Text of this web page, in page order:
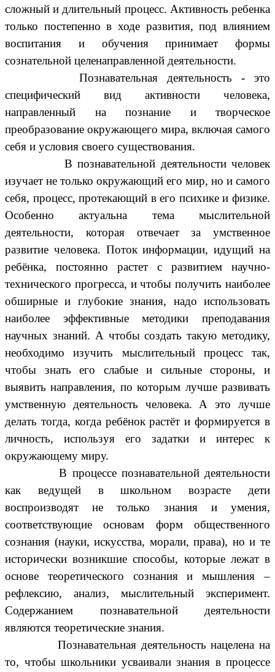
сложный и длительный процесс. Активность ребенка
только постепенно в ходе развития, под влиянием
воспитания и обучения принимает формы
сознательной целенаправленной деятельности.
Познавательная деятельность - это
специфический вид активности человека,
направленный на познание и творческое
преобразование окружающего мира, включая самого
себя и условия своего существования.
В познавательной деятельности человек
изучает не только окружающий его мир, но и самого
себя, процесс, протекающий в его психике и физике.
Особенно актуальна тема мыслительной
деятельности, которая отвечает за умственное
развитие человека. Поток информации, идущий на
ребёнка, постоянно растет с развитием научно-
технического прогресса, и чтобы получить наиболее
обширные и глубокие знания, надо использовать
наиболее эффективные методики преподавания
научных знаний. А чтобы создать такую методику,
необходимо изучить мыслительный процесс так,
чтобы знать его слабые и сильные стороны, и
выявить направления, по которым лучше развивать
умственную деятельность человека. А это лучше
делать тогда, когда ребёнок растёт и формируется в
личность, используя его задатки и интерес к
окружающему миру.
В процессе познавательной деятельности
как ведущей в школьном возрасте дети
воспроизводят не только знания и умения,
соответствующие основам форм общественного
сознания (науки, искусства, морали, права), но и те
исторически возникшие способы, которые лежат в
основе теоретического сознания и мышления –
рефлексию, анализ, мыслительный эксперимент.
Содержанием познавательной деятельности
являются теоретические знания.
Познавательная деятельность нацелена на
то, чтобы школьники усваивали знания в процессе